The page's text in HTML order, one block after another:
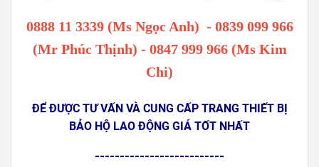
0888 11 3339 (Ms Ngọc Anh) - 0839 099 966
(Mr Phúc Thịnh) - 0847 999 966 (Ms Kim
Chi)
ĐỂ ĐƯỢC TƯ VẤN VÀ CUNG CẤP TRANG THIẾT BỊ
BẢO HỘ LAO ĐỘNG GIÁ TỐT NHẤT
--------------------------